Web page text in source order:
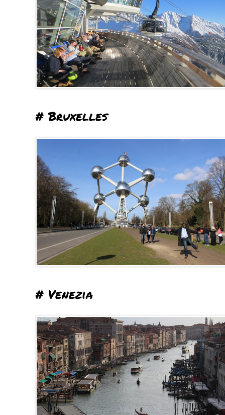
# Bruxelles
# Venezia